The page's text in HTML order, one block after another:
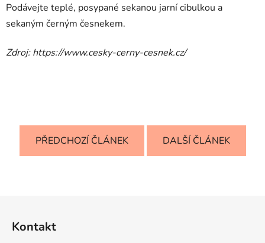
Podávejte teplé, posypané sekanou jarní cibulkou a
sekaným černým česnekem.
Zdroj: https://www.cesky-cerny-cesnek.cz/
PŘEDCHOZÍ ČLÁNEK DALŠÍ ČLÁNEK
Kontakt